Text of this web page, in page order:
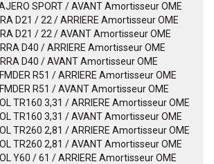
SPORT / AVANT Amortisseur OME
D21 / 22 / ARRIERE Amortisseur OME
D21 / 22 / AVANT Amortisseur OME
D40 / ARRIERE Amortisseur OME
D40 / AVANT Amortisseur OME
R51 / ARRIERE Amortisseur OME
R51 / AVANT Amortisseur OME
TR160 3,31 / ARRIERE Amortisseur OME
TR160 3,31 / AVANT Amortisseur OME
TR260 2,81 / ARRIERE Amortisseur OME
TR260 2,81 / AVANT Amortisseur OME
Y60 / 61 / ARRIERE Amortisseur OME